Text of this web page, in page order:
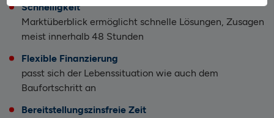
Schnelligkeit
Marktüberblick ermöglicht schnelle Lösungen, Zusagen
meist innerhalb 48 Stunden
Flexible Finanzierung
passt sich der Lebenssituation wie auch dem
Baufortschritt an
Bereitstellungszinsfreie Zeit